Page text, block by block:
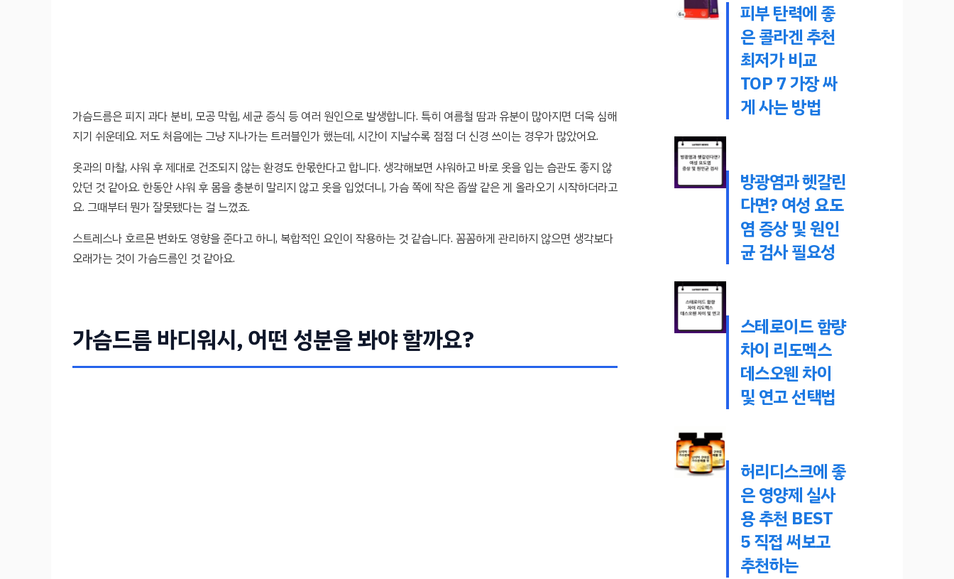
가슴드름은 피지 과다 분비, 모공 막힘, 세균 증식 등 여러 원인으로 발생합니다. 특히 여름철 땀과 유분이 많아지면 더욱 심해
지기 쉬운데요. 저도 처음에는 그냥 지나가는 트러블인가 했는데, 시간이 지날수록 점점 더 신경 쓰이는 경우가 많았어요.
옷과의 마찰, 샤워 후 제대로 건조되지 않는 환경도 한몫한다고 합니다. 생각해보면 샤워하고 바로 옷을 입는 습관도 좋지 않
았던 것 같아요. 한동안 샤워 후 몸을 충분히 말리지 않고 옷을 입었더니, 가슴 쪽에 작은 좁쌀 같은 게 올라오기 시작하더라고
요. 그때부터 뭔가 잘못됐다는 걸 느꼈죠.
스트레스나 호르몬 변화도 영향을 준다고 하니, 복합적인 요인이 작용하는 것 같습니다. 꼼꼼하게 관리하지 않으면 생각보다
오래가는 것이 가슴드름인 것 같아요.
가슴드름 바디워시, 어떤 성분을 봐야 할까요?
피부 탄력에 좋
은 콜라겐 추천
최저가 비교
TOP 7 가장 싸
게 사는 방법
방광염과 헷갈린
다면? 여성 요도
염 증상 및 원인
균 검사 필요성
스테로이드 함량
차이 리도멕스
데스오웬 차이
및 연고 선택법
허리디스크에 좋
은 영양제 실사
용 추천 BEST
5 직접 써보고
추천하는